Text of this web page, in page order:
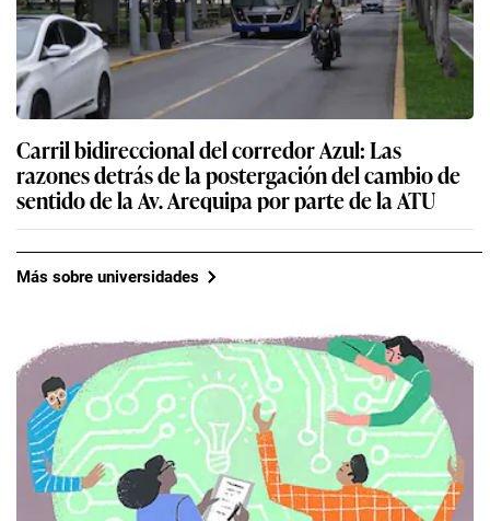
Carril bidireccional del corredor Azul: Las
razones detrás de la postergación del cambio de
sentido de la Av. Arequipa por parte de la ATU
Más sobre universidades